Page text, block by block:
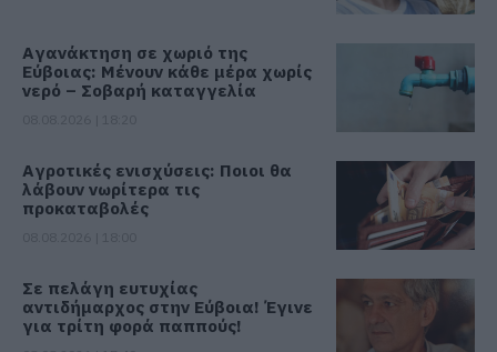
Αγανάκτηση σε χωριό της
Εύβοιας: Μένουν κάθε μέρα χωρίς
νερό – Σοβαρή καταγγελία
Αγροτικές ενισχύσεις: Ποιοι θα
λάβουν νωρίτερα τις
προκαταβολές
Σε πελάγη ευτυχίας
αντιδήμαρχος στην Εύβοια! Έγινε
για τρίτη φορά παππούς!